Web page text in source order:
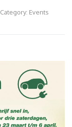
Category: Events